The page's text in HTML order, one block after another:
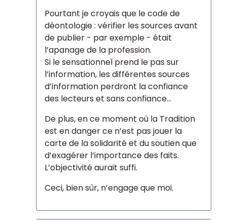
Pourtant je croyais que le code de
déontologie : vérifier les sources avant
de publier - par exemple - était
l’apanage de la profession.
Si le sensationnel prend le pas sur
l’information, les différentes sources
d’information perdront la confiance
des lecteurs et sans confiance...
De plus, en ce moment où la Tradition
est en danger ce n’est pas jouer la
carte de la solidarité et du soutien que
d’exagérer l’importance des faits.
L’objectivité aurait suffi.
Ceci, bien sûr, n’engage que moi.